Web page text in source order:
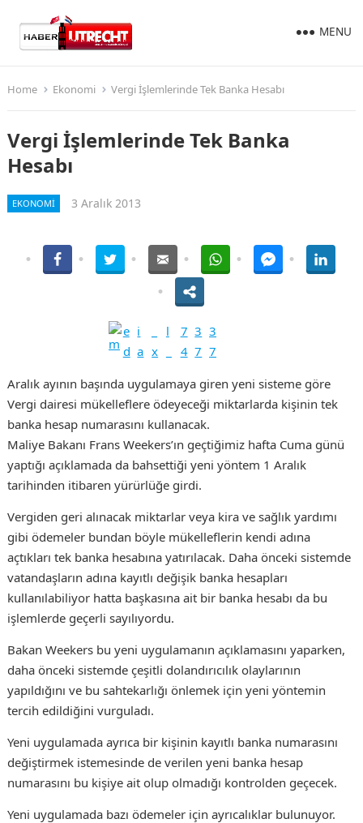
MENU
Home Ekonomi Vergi İşlemlerinde Tek Banka Hesabı
Vergi İşlemlerinde Tek Banka
Hesabı
EKONOMI 3 Aralık 2013
Aralık ayının başında uygulamaya giren yeni sisteme göre
Vergi dairesi mükelleflere ödeyeceği miktarlarda kişinin tek
banka hesap numarasını kullanacak.
Maliye Bakanı Frans Weekers’ın geçtiğimiz hafta Cuma günü
yaptığı açıklamada da bahsettiği yeni yöntem 1 Aralık
tarihinden itibaren yürürlüğe girdi.
Vergiden geri alınacak miktarlar veya kira ve sağlık yardımı
gibi ödemeler bundan böyle mükelleflerin kendi adına
açtıkları tek banka hesabına yatırılacak. Daha önceki sistemde
vatandaşların adına kayıtlı değişik banka hesapları
kullanılabiliyor hatta başkasına ait bir banka hesabı da bu
işlemlerde geçerli sayılıyordu.
Bakan Weekers bu yeni uygulamanın açıklamasını yaparken,
daha önceki sistemde çeşitli dolandırıcılık olaylarının
yapıldığını ve bu sahtekarlığı önlemek için yeni yöntemin
tercih edildiğini vurguladı.
Yeni uygulamada ayrıca bir kişinin kayıtlı banka numarasını
değiştirmek istemesinde de verilen yeni banka hesap
numarasını bu kişiye ait olup olmadığı kontrolden geçecek.
Yeni uygulamada bazı ödemeler için ayrıcalıklar bulunuyor.